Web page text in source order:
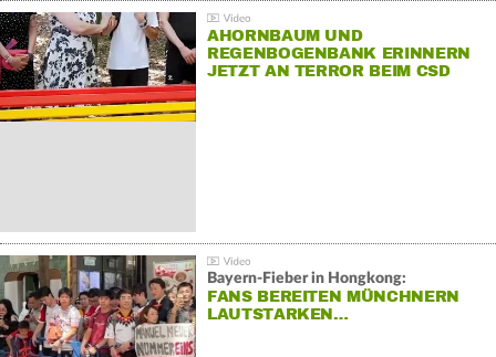
AHORNBAUM UND
REGENBOGENBANK ERINNERN
JETZT AN TERROR BEIM CSD
Bayern-Fieber in Hongkong:
FANS BEREITEN MÜNCHNERN
LAUTSTARKEN…